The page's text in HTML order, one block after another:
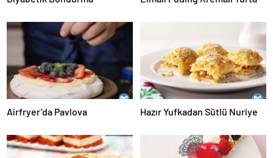
Airfryer’da Pavlova Hazır Yufkadan Sütlü Nuriye